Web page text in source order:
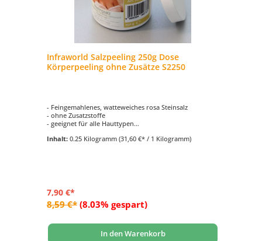
Infraworld Salzpeeling 250g Dose
Körperpeeling ohne Zusätze S2250
- Feingemahlenes, watteweiches rosa Steinsalz
- ohne Zusatzstoffe
- geeignet für alle Hauttypen
Inhalt: 0.25 Kilogramm (31,60 €* / 1 Kilogramm)
7,90 €*
8,59 €* (8.03% gespart)
In den Warenkorb